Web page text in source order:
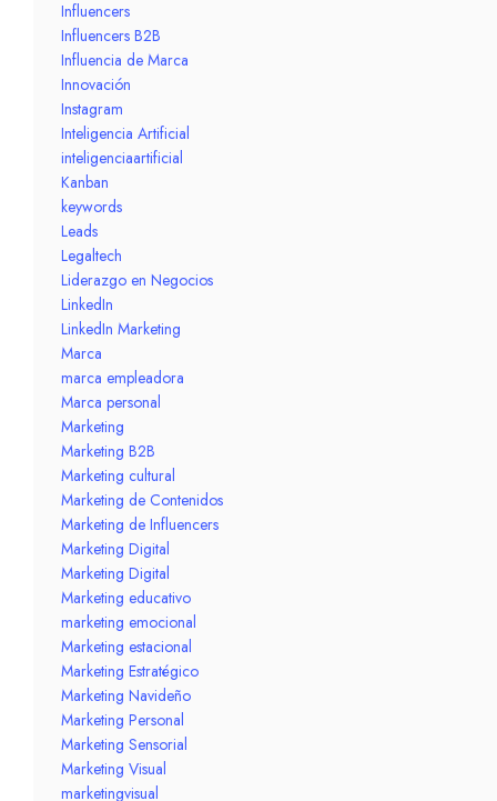
Influencers
Influencers B2B
Influencia de Marca
Innovación
Instagram
Inteligencia Artificial
inteligenciaartificial
Kanban
keywords
Leads
Legaltech
Liderazgo en Negocios
LinkedIn
LinkedIn Marketing
Marca
marca empleadora
Marca personal
Marketing
Marketing B2B
Marketing cultural
Marketing de Contenidos
Marketing de Influencers
Marketing Digital
Marketing Digital
Marketing educativo
marketing emocional
Marketing estacional
Marketing Estratégico
Marketing Navideño
Marketing Personal
Marketing Sensorial
Marketing Visual
marketingvisual